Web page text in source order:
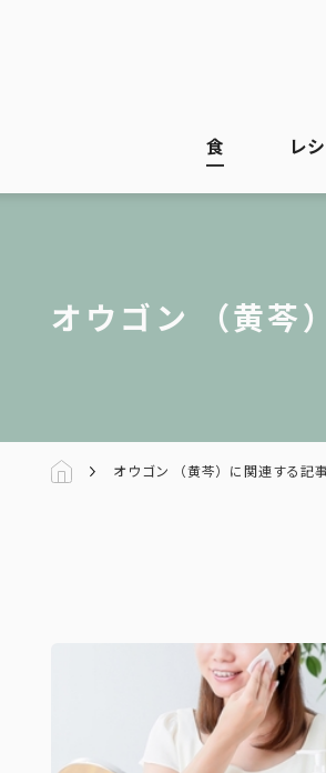
食 レ
オウゴン （黄芩
オウゴン （黄芩）に関連する記